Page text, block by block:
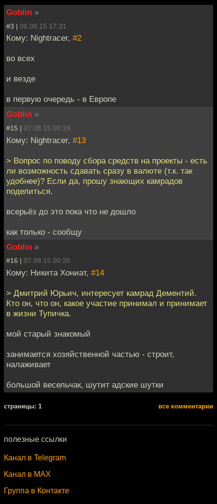
Goblin »
#3 | 06.08.15 17:31
Кому: Nightracer, #2
во всех
и везде
в первую очередь - в Европе
Goblin »
#15 | 07.08.15 00:19
Кому: Nightracer, #13
> Вопрос по поводу сбора средств на проекты - есть
ли возможность сдавать сразу в валюте (т.к. так
удобнее)? Если да, прошу знающих камрадов
поделиться.
всерьёз до это пока что не дошло
как только - сообщу
Goblin »
#16 | 07.08.15 00:20
Кому: Никита Хониат, #14
> Дмитрий Юрьич, интересует камрад Дементий.
Кто он, что он, какое участие принимал и принимает
в жизни Тупичка.
мой старый знакомый
занимается хозяйственной частью - строит,
налаживает
большой весельчак, шутит адские шутки
cтраницы: 1 все комментарии
полезные ссылки
Канал в Telegram
Канал в MAX
Группа в Контакте